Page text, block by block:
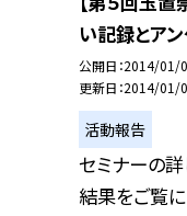
い記録とア
公開日 2014/01/
更新日 2014/01/
活動報告
セミナーの
結果をご覧